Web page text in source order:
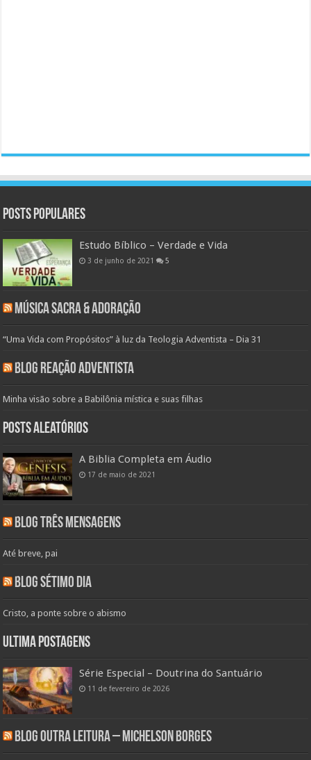
Posts populares
Estudo Bíblico – Verdade e Vida
3 de junho de 2021 5
Música Sacra & Adoração
“Uma Vida com Propósitos” à luz da Teologia Adventista – Dia 31
Blog Reação Adventista
Minha visão sobre a Babilônia mística e suas filhas
Posts aleatórios
A Biblia Completa em Áudio
17 de maio de 2021
Blog Três Mensagens
Até breve, pai
Blog Sétimo Dia
Cristo, a ponte sobre o abismo
Ultima Postagens
Série Especial – Doutrina do Santuário
11 de fevereiro de 2026
Blog Outra Leitura – Michelson Borges